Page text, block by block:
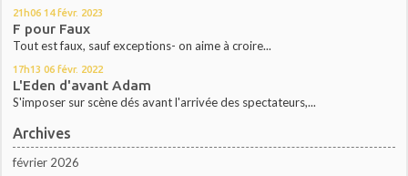
21h06 14 févr. 2023
F pour Faux
Tout est faux, sauf exceptions- on aime à croire...
17h13 06 févr. 2022
L'Eden d'avant Adam
S'imposer sur scène dés avant l'arrivée des spectateurs,...
Archives
février 2026